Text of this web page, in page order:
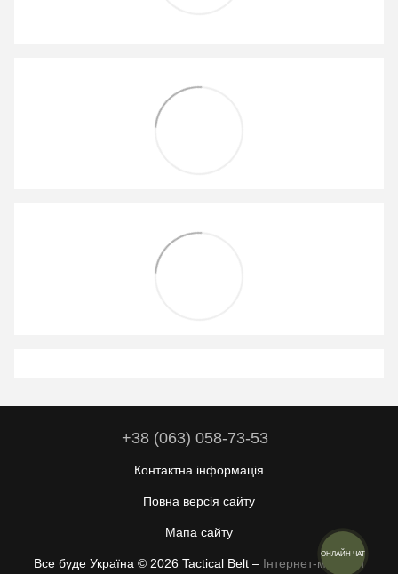
+38 (063) 058-73-53
Контактна інформація
Повна версія сайту
Мапа сайту
Все буде Україна © 2026 Tactical Belt – Інтернет-магазин
ОНЛАЙН ЧАТ